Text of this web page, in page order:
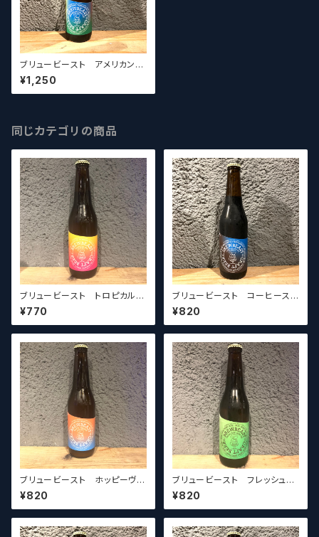
ブリュービースト アメリカンペ
ールエール BREWBEAST
American Pale Ale
¥1,250
同じカテゴリの商品
ブリュービースト トロピカルIP
A BREWBEAST Tropical
IPA
¥770
ブリュービースト コーヒースタ
ウト BREWBEAST Coffe
e Stout
¥820
ブリュービースト ホッピーヴァ
イツェン BREWBEAST H
OPPY WEIZEN
¥820
ブリュービースト フレッシュホ
ップ イブキIPA BREWBE
AST Fresh HOP IBUKI IPA
¥820